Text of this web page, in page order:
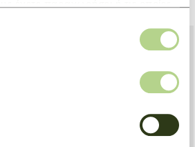
€ 310,00